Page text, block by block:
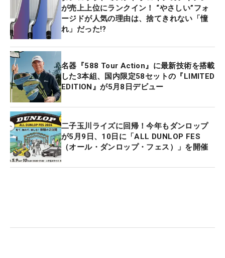
が売上上位にランクイン！ “やさしい”フォ
ージドが人気の理由は、捨てきれない「憧
れ」だった!?
名器『588 Tour Action』に最新技術を搭載
した3本組、国内限定58セットの『LIMITED
EDITION』が5月8日デビュー
二子玉川ライズに回帰！今年もダンロップ
が5月9日、10日に「ALL DUNLOP FES
（オール・ダンロップ・フェス）」を開催